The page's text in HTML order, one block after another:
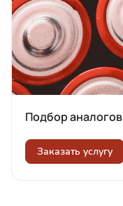
Подбор аналогов
Заказать услугу